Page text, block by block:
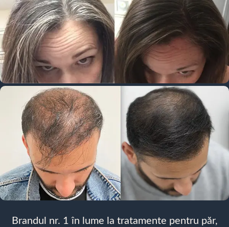
Brandul nr. 1 în lume la tratamente pentru păr,